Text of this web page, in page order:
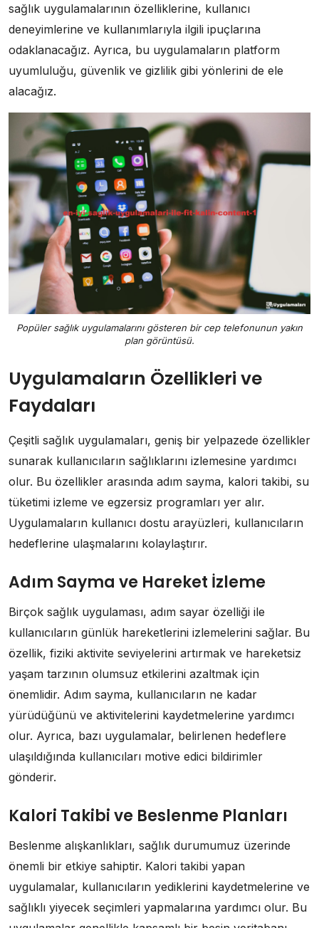
sağlık uygulamalarının özelliklerine, kullanıcı
deneyimlerine ve kullanımlarıyla ilgili ipuçlarına
odaklanacağız. Ayrıca, bu uygulamaların platform
uyumluluğu, güvenlik ve gizlilik gibi yönlerini de ele
alacağız.
Popüler sağlık uygulamalarını gösteren bir cep telefonunun yakın
plan görüntüsü.
Uygulamaların Özellikleri ve
Faydaları
Çeşitli sağlık uygulamaları, geniş bir yelpazede özellikler
sunarak kullanıcıların sağlıklarını izlemesine yardımcı
olur. Bu özellikler arasında adım sayma, kalori takibi, su
tüketimi izleme ve egzersiz programları yer alır.
Uygulamaların kullanıcı dostu arayüzleri, kullanıcıların
hedeflerine ulaşmalarını kolaylaştırır.
Adım Sayma ve Hareket İzleme
Birçok sağlık uygulaması, adım sayar özelliği ile
kullanıcıların günlük hareketlerini izlemelerini sağlar. Bu
özellik, fiziki aktivite seviyelerini artırmak ve hareketsiz
yaşam tarzının olumsuz etkilerini azaltmak için
önemlidir. Adım sayma, kullanıcıların ne kadar
yürüdüğünü ve aktivitelerini kaydetmelerine yardımcı
olur. Ayrıca, bazı uygulamalar, belirlenen hedeflere
ulaşıldığında kullanıcıları motive edici bildirimler
gönderir.
Kalori Takibi ve Beslenme Planları
Beslenme alışkanlıkları, sağlık durumumuz üzerinde
önemli bir etkiye sahiptir. Kalori takibi yapan
uygulamalar, kullanıcıların yediklerini kaydetmelerine ve
sağlıklı yiyecek seçimleri yapmalarına yardımcı olur. Bu